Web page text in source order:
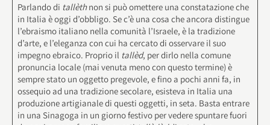
Parlando di tallèthnon si può omettere una constatazione che
in Italia è oggi d’obbligo. Se c’è una cosa che ancora distingue
l’ebraismo italiano nella comunità l’Israele, è la tradizione
d’arte, e l’eleganza con cui ha cercato di osservare il suo
impegno ebraico. Proprio il tallèd, per dirlo nella comune
pronuncia locale (mai venuta meno con questo termine) è
sempre stato un oggetto pregevole, e fino a pochi anni fa, in
ossequio ad una tradizione secolare, esisteva in Italia una
produzione artigianale di questi oggetti, in seta. Basta entrare
in una Sinagoga in un giorno festivo per vedere spuntare fuori